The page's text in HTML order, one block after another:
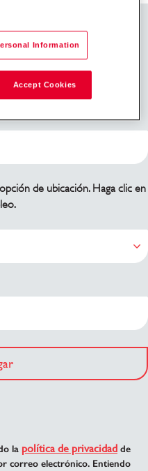
y te notificaremos cuando
de ubicación. Haga clic en
la política de privacidad de
correo electrónico. Entiendo
Information
Accept Cookies